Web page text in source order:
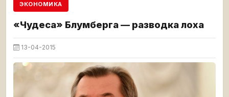
ЭКОНОМИКА
«Чудеса» Блумберга — разводка лоха
13-04-2015